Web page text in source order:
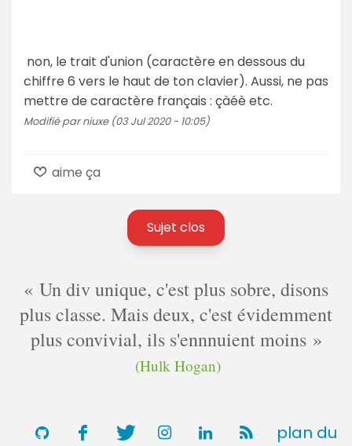
non, le trait d'union (caractère en dessous du
chiffre 6 vers le haut de ton clavier). Aussi, ne pas
mettre de caractère français : çàéè etc.
Modifié par niuxe (03 Jul 2020 - 10:05)
aime ça
Sujet clos
Un div unique, c'est plus sobre, disons
plus classe. Mais deux, c'est évidemment
plus convivial, ils s'ennnuient moins
(Hulk Hogan)
plan du